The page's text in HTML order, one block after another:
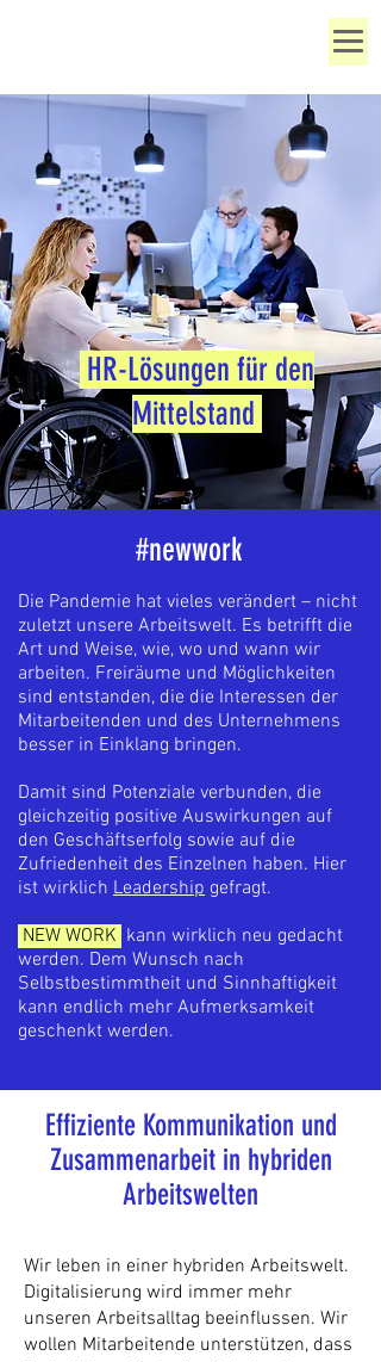
HR-Lösungen für den
Mittelstand
#newwork
Die Pandemie hat vieles verändert – nicht
zuletzt unsere Arbeitswelt. Es betrifft die
Art und Weise, wie, wo und wann wir
arbeiten. Freiräume und Möglichkeiten
sind entstanden, die die Interessen der
Mitarbeitenden und des Unternehmens
besser in Einklang bringen.
Damit sind Potenziale verbunden, die
gleichzeitig positive Auswirkungen auf
den Geschäftserfolg sowie auf die
Zufriedenheit des Einzelnen haben. Hier
ist wirklich Leadership gefragt.
NEW WORK kann wirklich neu gedacht
werden. Dem Wunsch nach
Selbstbestimmtheit und Sinnhaftigkeit
kann endlich mehr Aufmerksamkeit
geschenkt werden.
Effiziente Kommunikation und
Zusammenarbeit in hybriden
Arbeitswelten
Wir leben in einer hybriden Arbeitswelt.
Digitalisierung wird immer mehr
unseren Arbeitsalltag beeinflussen. Wir
wollen Mitarbeitende unterstützen, dass